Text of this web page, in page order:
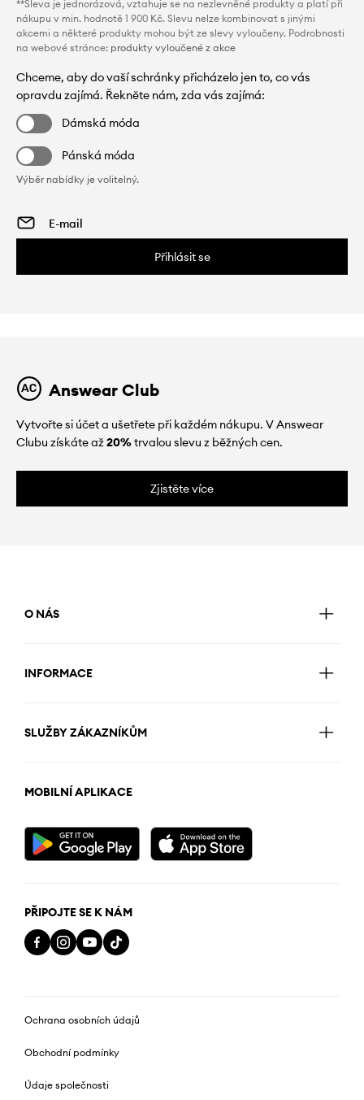
**Sleva je jednorázová, vztahuje se na nezlevněné produkty a platí při
nákupu v min. hodnotě 1 900 Kč. Slevu nelze kombinovat s jinými
akcemi a některé produkty mohou být ze slevy vyloučeny. Podrobnosti
na webové stránce: produkty vyloučené z akce
Chceme, aby do vaší schránky přicházelo jen to, co vás
opravdu zajímá. Řekněte nám, zda vás zajímá:
Dámská móda
Pánská móda
Výběr nabídky je volitelný.
Přihlásit se
Answear Club
Vytvořte si účet a ušetřete při každém nákupu. V Answear
Clubu získáte až20%trvalou slevu z běžných cen.
Zjistěte více
O NÁS
INFORMACE
SLUŽBY ZÁKAZNÍKŮM
MOBILNÍ APLIKACE
PŘIPOJTE SE K NÁM
Ochrana osobních údajů
Obchodní podmínky
Údaje společnosti